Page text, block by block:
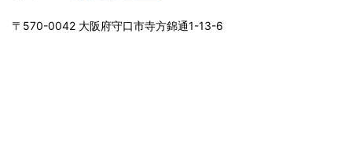
〒570-0042 大阪府守口市寺方錦通1-13-6